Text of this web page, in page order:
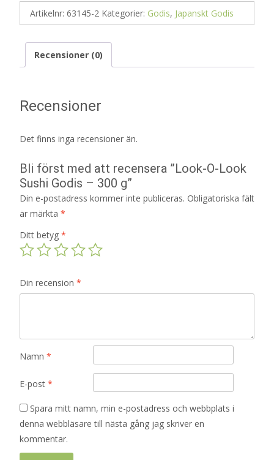
Artikelnr: 63145-2 Kategorier: Godis, Japanskt Godis
Recensioner (0)
Recensioner
Det finns inga recensioner än.
Bli först med att recensera ”Look-O-Look
Sushi Godis – 300 g”
Din e-postadress kommer inte publiceras. Obligatoriska fält
är märkta *
Ditt betyg *
Din recension *
Namn *
E-post *
Spara mitt namn, min e-postadress och webbplats i
denna webbläsare till nästa gång jag skriver en
kommentar.